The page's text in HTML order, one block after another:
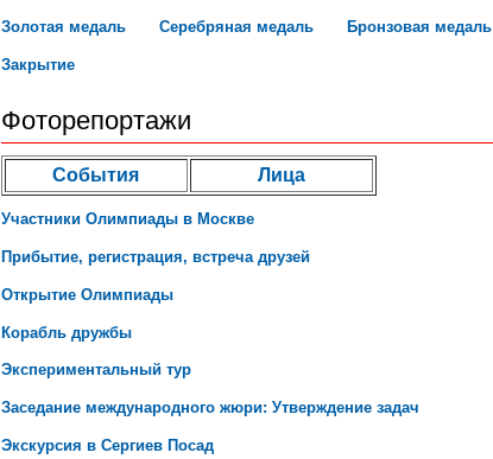
Золотая медаль Серебряная медаль Бронзовая медаль
Закрытие
Фоторепортажи
События Лица
Участники Олимпиады в Москве
Прибытие, регистрация, встреча друзей
Открытие Олимпиады
Корабль дружбы
Экспериментальный тур
Заседание международного жюри: Утверждение задач
Экскурсия в Сергиев Посад